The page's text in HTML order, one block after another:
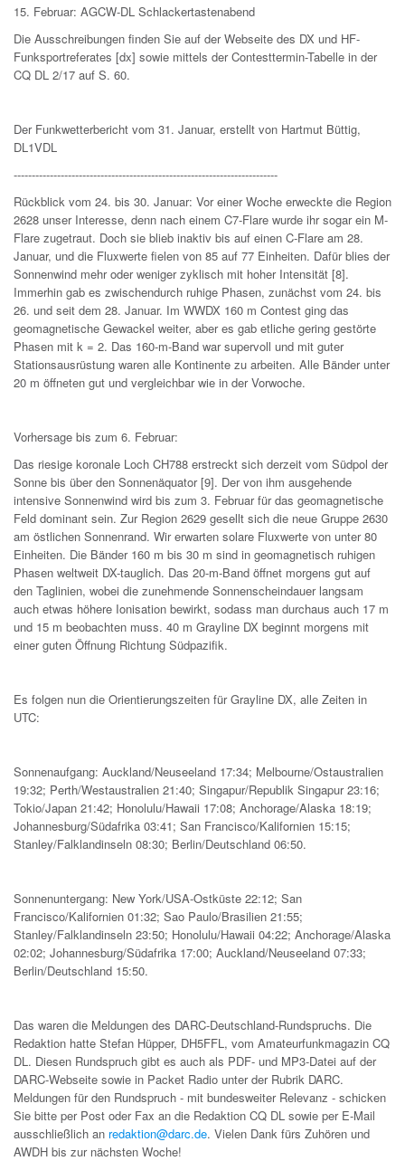
15. Februar: AGCW-DL Schlackertastenabend
Die Ausschreibungen finden Sie auf der Webseite des DX und HF-
Funksportreferates [dx] sowie mittels der Contesttermin-Tabelle in der
CQ DL 2/17 auf S. 60.
Der Funkwetterbericht vom 31. Januar, erstellt von Hartmut Büttig,
DL1VDL
-------------------------------------------------------------------------
Rückblick vom 24. bis 30. Januar: Vor einer Woche erweckte die Region
2628 unser Interesse, denn nach einem C7-Flare wurde ihr sogar ein M-
Flare zugetraut. Doch sie blieb inaktiv bis auf einen C-Flare am 28.
Januar, und die Fluxwerte fielen von 85 auf 77 Einheiten. Dafür blies der
Sonnenwind mehr oder weniger zyklisch mit hoher Intensität [8].
Immerhin gab es zwischendurch ruhige Phasen, zunächst vom 24. bis
26. und seit dem 28. Januar. Im WWDX 160 m Contest ging das
geomagnetische Gewackel weiter, aber es gab etliche gering gestörte
Phasen mit k = 2. Das 160-m-Band war supervoll und mit guter
Stationsausrüstung waren alle Kontinente zu arbeiten. Alle Bänder unter
20 m öffneten gut und vergleichbar wie in der Vorwoche.
Vorhersage bis zum 6. Februar:
Das riesige koronale Loch CH788 erstreckt sich derzeit vom Südpol der
Sonne bis über den Sonnenäquator [9]. Der von ihm ausgehende
intensive Sonnenwind wird bis zum 3. Februar für das geomagnetische
Feld dominant sein. Zur Region 2629 gesellt sich die neue Gruppe 2630
am östlichen Sonnenrand. Wir erwarten solare Fluxwerte von unter 80
Einheiten. Die Bänder 160 m bis 30 m sind in geomagnetisch ruhigen
Phasen weltweit DX-tauglich. Das 20-m-Band öffnet morgens gut auf
den Taglinien, wobei die zunehmende Sonnenscheindauer langsam
auch etwas höhere Ionisation bewirkt, sodass man durchaus auch 17 m
und 15 m beobachten muss. 40 m Grayline DX beginnt morgens mit
einer guten Öffnung Richtung Südpazifik.
Es folgen nun die Orientierungszeiten für Grayline DX, alle Zeiten in
UTC:
Sonnenaufgang: Auckland/Neuseeland 17:34; Melbourne/Ostaustralien
19:32; Perth/Westaustralien 21:40; Singapur/Republik Singapur 23:16;
Tokio/Japan 21:42; Honolulu/Hawaii 17:08; Anchorage/Alaska 18:19;
Johannesburg/Südafrika 03:41; San Francisco/Kalifornien 15:15;
Stanley/Falklandinseln 08:30; Berlin/Deutschland 06:50.
Sonnenuntergang: New York/USA-Ostküste 22:12; San
Francisco/Kalifornien 01:32; Sao Paulo/Brasilien 21:55;
Stanley/Falklandinseln 23:50; Honolulu/Hawaii 04:22; Anchorage/Alaska
02:02; Johannesburg/Südafrika 17:00; Auckland/Neuseeland 07:33;
Berlin/Deutschland 15:50.
Das waren die Meldungen des DARC-Deutschland-Rundspruchs. Die
Redaktion hatte Stefan Hüpper, DH5FFL, vom Amateurfunkmagazin CQ
DL. Diesen Rundspruch gibt es auch als PDF- und MP3-Datei auf der
DARC-Webseite sowie in Packet Radio unter der Rubrik DARC.
Meldungen für den Rundspruch - mit bundesweiter Relevanz - schicken
Sie bitte per Post oder Fax an die Redaktion CQ DL sowie per E-Mail
ausschließlich an redaktion@darc.de. Vielen Dank fürs Zuhören und
AWDH bis zur nächsten Woche!